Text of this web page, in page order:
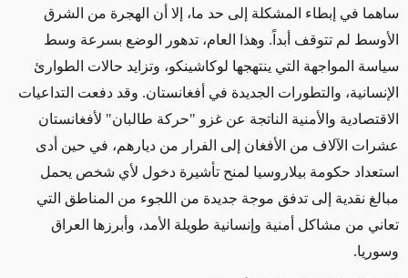
ساهما في إبطاء المشكلة إلى حد ما، إلا أن الهجرة من الشرق
الأوسط لم تتوقف أبداً . وهذا العام، تدهور الوضع بسرعة وسط
سياسة المواجهة التي ينتهجها لوكاشينكو، وتزايد حالات الطوارئ
الإنسانية، والتطورات الجديدة في أفغانستان. وقد دفعت التداعيات
الاقتصادية والأمنية الناتجة عن غزو "حركة طالبان" لأفغانستان
عشرات الآلاف من الأفغان إلى الفرار من ديارهم، في حين أدى
استعداد حكومة بيلاروسيا لمنح تأشيرة دخول لأي شخص يحمل
مبالغ نقدية إلى تدفق موجة جديدة من اللجوء من المناطق التي
تعاني من مشاكل أمنية وإنسانية طويلة الأمد، وأبرزها العراق
وسوريا.